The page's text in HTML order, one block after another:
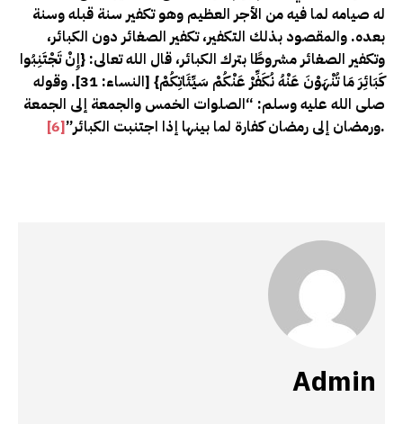
له صيامه لما فيه من الأجر العظيم وهو تكفير سنة قبله وسنة
بعده. والمقصود بذلك التكفير، تكفير الصغائر دون الكبائر،
وتكفير الصغائر مشروطًا بترك الكبائر، قال الله تعالى: {إِنْ تَجْتَنِبُوا
كَبَائِرَ مَا تُنْهَوْنَ عَنْهُ نُكَفِّرْ عَنْكُمْ سَيِّئَاتِكُمْ} [النساء: 31]. وقوله
صلى الله عليه وسلم: “الصلوات الخمس والجمعة إلى الجمعة
ورمضان إلى رمضان كفارة لما بينها إذا اجتنبت الكبائر”[6] .
Admin